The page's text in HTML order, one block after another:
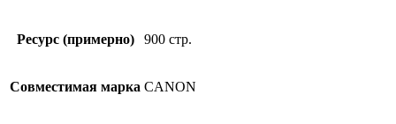
Ресурс (примерно) 900 стр.
Совместимая марка CANON